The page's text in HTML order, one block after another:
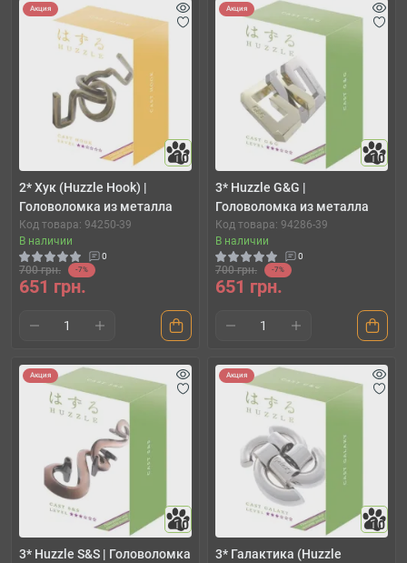
Акция
10
2* Хук (Huzzle Hook) |
Головоломка из металла
Код товара: 94250-39
В наличии
0
700 грн. -7%
651 грн.
Акция
10
3* Huzzle G&G |
Головоломка из металла
Код товара: 94286-39
В наличии
0
700 грн. -7%
651 грн.
Акция
10
3* Huzzle S&S | Головоломка
Акция
10
3* Галактика (Huzzle